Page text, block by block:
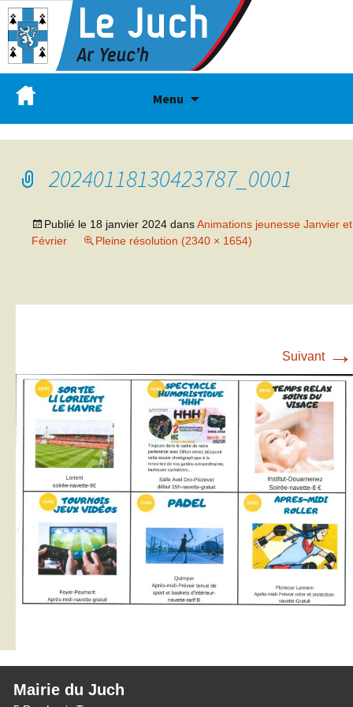
Menu
20240118130423787_0001
Publié le 18 janvier 2024 dansAnimations jeunesse Janvier et
Février
Pleine résolution (2340 × 1654)
Suivant →
Mairie du Juch